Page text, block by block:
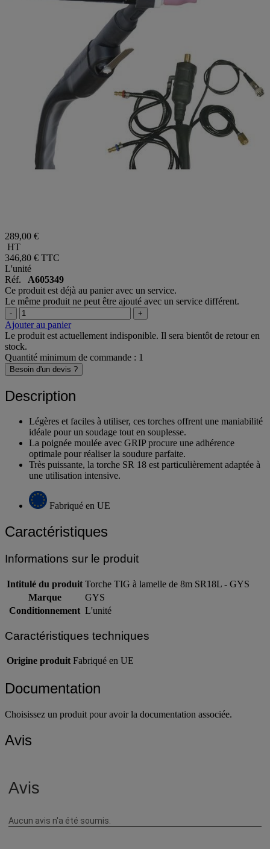
289,00 €
HT
346,80 € TTC
L'unité
Réf. A605349
Ce produit est déjà au panier avec un service.
Le même produit ne peut être ajouté avec un service différent.
- +
Ajouter au panier
Le produit est actuellement indisponible. Il sera bientôt de retour en
stock.
Quantité minimum de commande : 1
Besoin d'un devis ?
Description
Légères et faciles à utiliser, ces torches offrent une maniabilité
idéale pour un soudage tout en souplesse.
La poignée moulée avec GRIP procure une adhérence
optimale pour réaliser la soudure parfaite.
Très puissante, la torche SR 18 est particulièrement adaptée à
une utilisation intensive.
Fabriqué en UE
Caractéristiques
Informations sur le produit
Intitulé du produit Torche TIG à lamelle de 8m SR18L - GYS
Marque
GYS
Conditionnement L'unité
Caractéristiques techniques
Origine produit Fabriqué en UE
Documentation
Choisissez un produit pour avoir la documentation associée.
Avis